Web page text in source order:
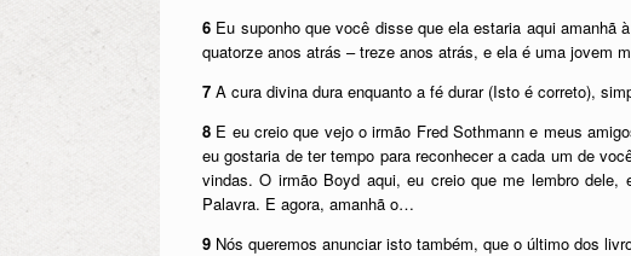
6 Eu suponho que você disse que ela estaria aqui
quatorze anos atrás – treze anos atrás, e ela é uma jovem
7 A cura divina dura enquanto a fé durar (Isto é correto),
8 E eu creio que vejo o irmão Fred Sothmann e meus
eu gostaria de ter tempo para reconhecer a cada um de
vindas. O irmão Boyd aqui, eu creio que me lembro
Palavra. E agora, amanhã o…
9 Nós queremos anunciar isto também, que o último dos